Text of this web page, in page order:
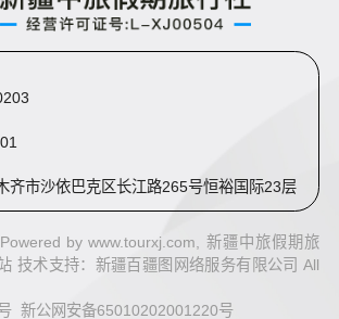
齐市沙依巴克区长江路265号恒裕国际23层
by www.tourxj.com, 新疆中旅假期旅
技术支持： 新疆百疆图网络服务有限公司 All
新公网安备65010202001220号